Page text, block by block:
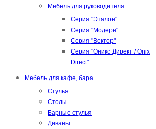
Мебель для руководителя
Серия "Эталон"
Серия "Модерн"
Серия "Вектор"
Серия "Оникс Директ / Onix
Direct"
Мебель для кафе, бара
Стулья
Столы
Барные стулья
Диваны